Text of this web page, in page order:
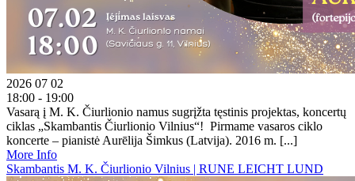
2026 07 02
18:00 - 19:00
Vasarą į M. K. Čiurlionio namus sugrįžta tęstinis projektas, koncertų
ciklas „Skambantis Čiurlionio Vilnius“! Pirmame vasaros ciklo
koncerte – pianistė Aurēlija Šimkus (Latvija). 2016 m. [...]
More Info
Skambantis M. K. Čiurlionio Vilnius | RUNE LEICHT LUND